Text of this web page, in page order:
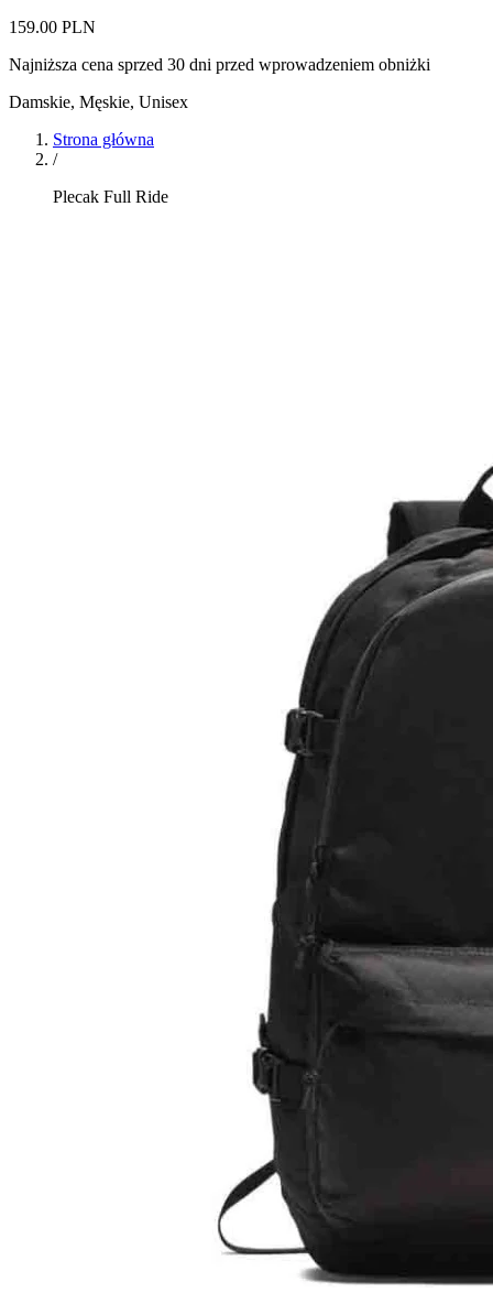
159.00 PLN
Najniższa cena sprzed 30 dni przed wprowadzeniem obniżki
Damskie, Męskie, Unisex
Strona główna
/
Plecak Full Ride